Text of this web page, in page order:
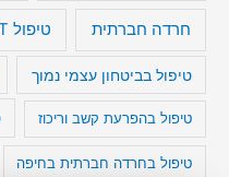
חרדה חברתית טיפול CBT
טיפול בביטחון עצמי נמוך
טיפול בהפרעת קשב וריכוז
טיפול בחרדה חברתית בחיפה